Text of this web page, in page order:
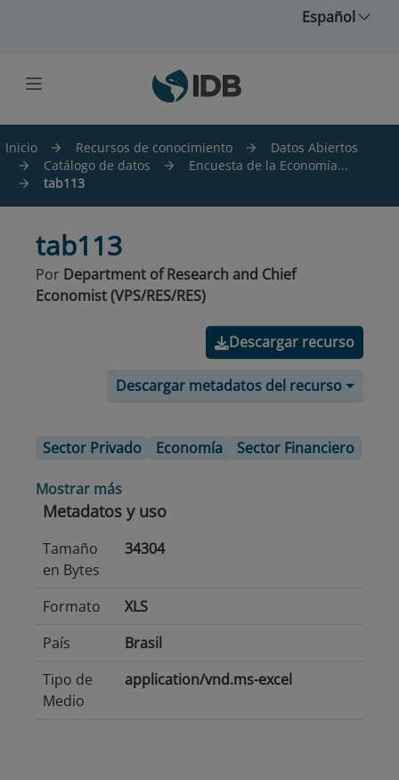
Español
Inicio Recursos de conocimiento
Datos Abiertos
Catálogo de datos
Encuesta de la Economía...
tab113
tab113
Por Department of Research and Chief
Economist (VPS/RES/RES)
Descargar recurso
Descargar metadatos del recurso
Sector Privado Economía Sector Financiero
Mostrar más
Metadatos y uso
Tamaño
en Bytes
34304
Formato
XLS
País
Brasil
Tipo de
Medio
application/vnd.ms-excel